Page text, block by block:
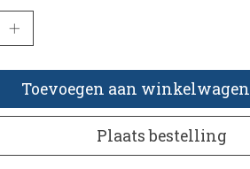
Toevoegen aan winkelwagen
Plaats bestelling